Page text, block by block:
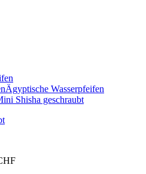
Ägyptische Wasserpfeifen
Shisha geschraubt